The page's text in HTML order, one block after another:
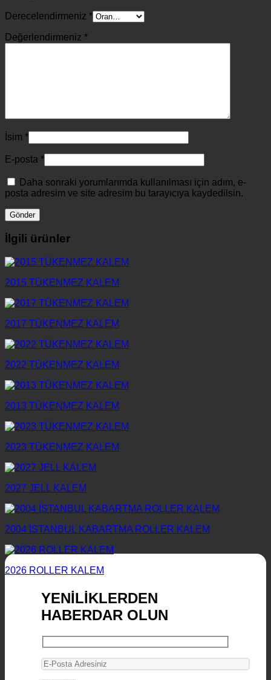
Derecelendirmeniz *
Değerlendirmeniz *
İsim *
E-posta *
Daha sonraki yorumlarımda kullanılması için adım, e-
posta adresim ve site adresim bu tarayıcıya kaydedilsin.
İlgili ürünler
2015 TÜKENMEZ KALEM
2017 TÜKENMEZ KALEM
2022 TÜKENMEZ KALEM
2013 TÜKENMEZ KALEM
2023 TÜKENMEZ KALEM
2027 JELL KALEM
2004 İSTANBUL KABARTMA ROLLER KALEM
2026 ROLLER KALEM
YENİLİKLERDEN
HABERDAR OLUN